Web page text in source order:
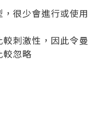
很少會進行或使用
刺激性，因此令曼
較忽略